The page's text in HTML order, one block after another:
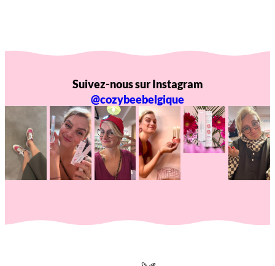
Suivez-nous sur Instagram
@cozybeebelgique